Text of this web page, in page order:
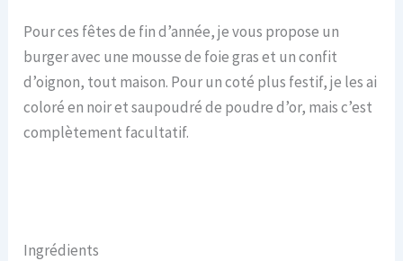
Pour ces fêtes de fin d’année, je vous propose un
burger avec une mousse de foie gras et un confit
d’oignon, tout maison. Pour un coté plus festif, je les ai
coloré en noir et saupoudré de poudre d’or, mais c’est
complètement facultatif.
Ingrédients